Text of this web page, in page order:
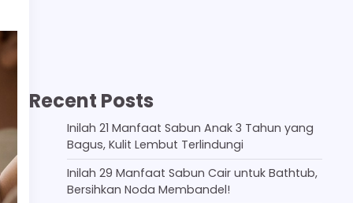
Recent Posts
Inilah 21 Manfaat Sabun Anak 3 Tahun yang
Bagus, Kulit Lembut Terlindungi
Inilah 29 Manfaat Sabun Cair untuk Bathtub,
Bersihkan Noda Membandel!